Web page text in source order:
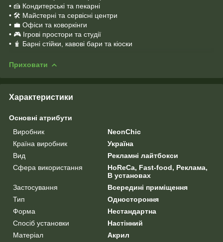
• 🍰 Кондитерські та пекарні
• 🛠 Майстерні та сервісні центри
• 💼 Офіси та коворкінги
• 🎮 Ігрові простори та студії
• 🧋 Барні стійки, кавові бари та кіоски
Приховати
Характеристики
Основні атрибути
Виробник
NeonChic
Країна виробник
Україна
Вид
Рекламні лайтбокси
Сфера використання
HoReCa, Fast-food, Реклама,
В установах
Застосування
Всередині приміщення
Тип
Одностороння
Форма
Нестандартна
Спосіб установки
Настінний
Матеріал
Акрил